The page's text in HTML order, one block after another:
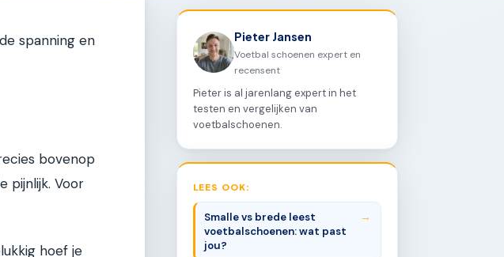
spanning en
bovenop
pijnlijk. Voor
hoef je
Pieter Jansen
Voetbal schoenen expert en
recensent
Pieter is al jarenlang expert in het
testen en vergelijken van
voetbalschoenen.
LEES OOK:
Smalle vs brede leest
voetbalschoenen: wat past
jou?